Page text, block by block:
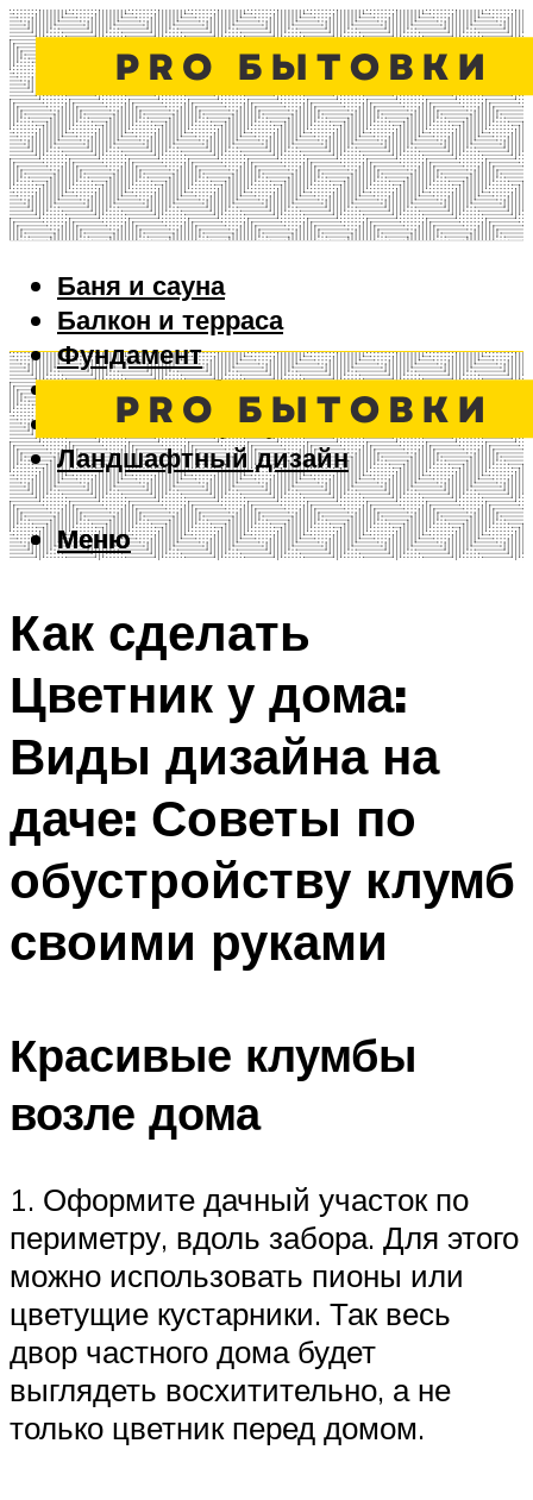
Баня и сауна
Балкон и терраса
Фундамент
Ворота и забор
Дизайн интерьера
Ландшафтный дизайн
Меню
Меню
Как сделать
Цветник у дома:
Виды дизайна на
даче: Советы по
обустройству клумб
своими руками
Красивые клумбы
возле дома
1. Оформите дачный участок по
периметру, вдоль забора. Для этого
можно использовать пионы или
цветущие кустарники. Так весь
двор частного дома будет
выглядеть восхитительно, а не
только цветник перед домом.